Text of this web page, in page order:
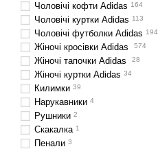
Чоловічі кофти Adidas 164
Чоловічі куртки Adidas 113
Чоловічі футболки Adidas 194
Жіночі кросівки Adidas 574
Жіночі тапочки Adidas 28
Жіночі куртки Adidas 34
Килимки 39
Нарукавники 4
Рушники 2
Скакалка 1
Пенали 3